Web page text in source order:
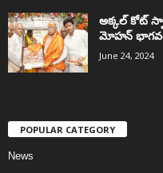
అక్కల్‌ కోట్‌
మోహన్
June 24, 2024
POPULAR CATEGORY
News